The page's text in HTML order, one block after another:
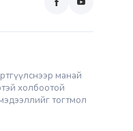
манай
холбоотой
тогтмол